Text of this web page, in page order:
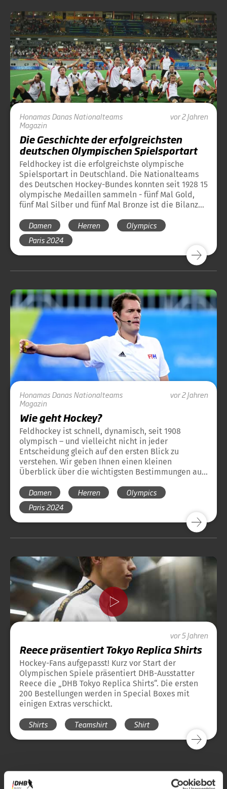
HonamasDanasNationalteams
Magazin
vor 2 Jahren
Die Geschichte der erfolgreichsten
deutschen Olympischen Spielsportart
Feldhockey ist die erfolgreichste olympische
Spielsportart in Deutschland. Die Nationalteams
des Deutschen Hockey-Bundes konnten seit 1928 15
olympische Medaillen sammeln - fünf Mal Gold,
fünf Mal Silber und fünf Mal Bronze ist die Bilanz
über die bisherige Geschichte des Hockeysports
bei Olympischen Spielen und die Medaillen des
DHB bei Olympischen Spielen.
Damen Herren
Olympics
Paris 2024
HonamasDanasNationalteams
Magazin
vor 2 Jahren
Wie geht Hockey?
Feldhockey ist schnell, dynamisch, seit 1908
olympisch – und vielleicht nicht in jeder
Entscheidung gleich auf den ersten Blick zu
verstehen. Wir geben Ihnen einen kleinen
Überblick über die wichtigsten Bestimmungen aus
Feldhockey. Damit sich der Hockey-Regel-
Dschungel auch für die neuen Hockeyfreunde ganz
schnell lichtet.
Damen Herren
Olympics
Paris 2024
vor 5 Jahren
Reece präsentiert Tokyo Replica Shirts
Hockey-Fans aufgepasst! Kurz vor Start der
Olympischen Spiele präsentiert DHB-Ausstatter
Reece die „DHB Tokyo Replica Shirts“. Die ersten
200 Bestellungen werden in Special Boxes mit
einigen Extras verschickt.
Shirts Teamshirt Shirt